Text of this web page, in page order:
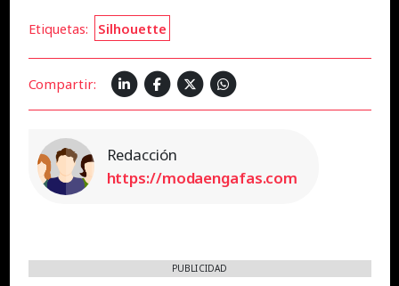
Etiquetas: Silhouette
Compartir:
Redacción
https://modaengafas.com
PUBLICIDAD